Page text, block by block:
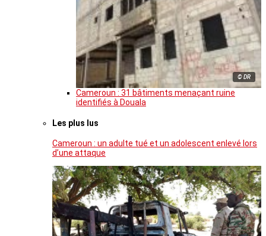
© DR
Cameroun : 31 bâtiments menaçant ruine
identifiés à Douala
Les plus lus
Cameroun : un adulte tué et un adolescent enlevé lors
d’une attaque